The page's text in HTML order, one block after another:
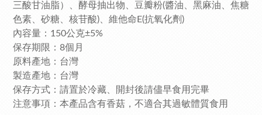
三酸甘油脂）、酵母抽出物、豆瓣粉(醬油、黑麻油、焦糖
色素、砂糖、核苷酸)、維他命E(抗氧化劑)
內容量：150公克±5%
保存期限：8個月
原料產地：台灣
製造產地：台灣
保存方式：請置於冷藏、開封後請儘早食用完畢
注意事項：本產品含有香菇，不適合其過敏體質食用